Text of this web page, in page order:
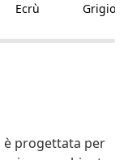
Ecrù Grigio
è progettata per